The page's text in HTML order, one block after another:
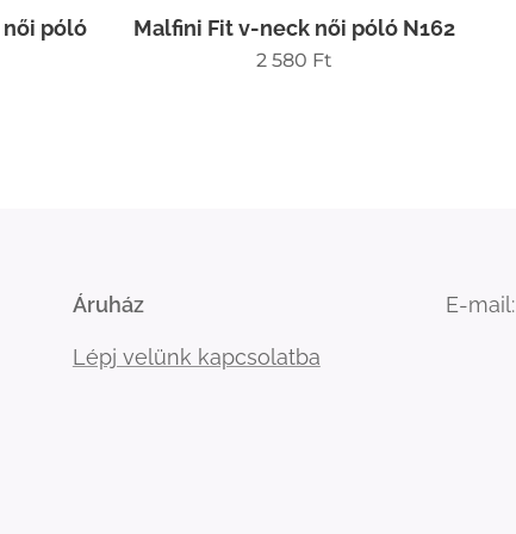
női póló
Malfini Fit v-neck női póló N162
2 580 Ft
Áruház
Lépj velünk kapcsolatba
E-mail: